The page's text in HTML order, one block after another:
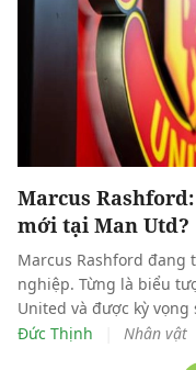
Marcus
mới tại Man Utd?
Marcus Rashford đang
nghiệp. Từng là biểu
United và được kỳ
của bóng đá Anh, tiền
Đức Thịnh Nhân vật